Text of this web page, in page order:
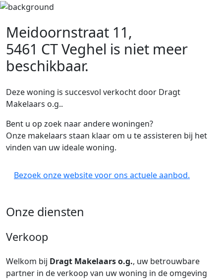
Meidoornstraat 11,
5461 CT Veghel is niet meer
beschikbaar.
Deze woning is succesvol verkocht door Dragt
Makelaars o.g..
Bent u op zoek naar andere woningen?
Onze makelaars staan klaar om u te assisteren bij het
vinden van uw ideale woning.
Bezoek onze website voor ons actuele aanbod.
Onze diensten
Verkoop
Welkom bij Dragt Makelaars o.g., uw betrouwbare
partner in de verkoop van uw woning in de omgeving